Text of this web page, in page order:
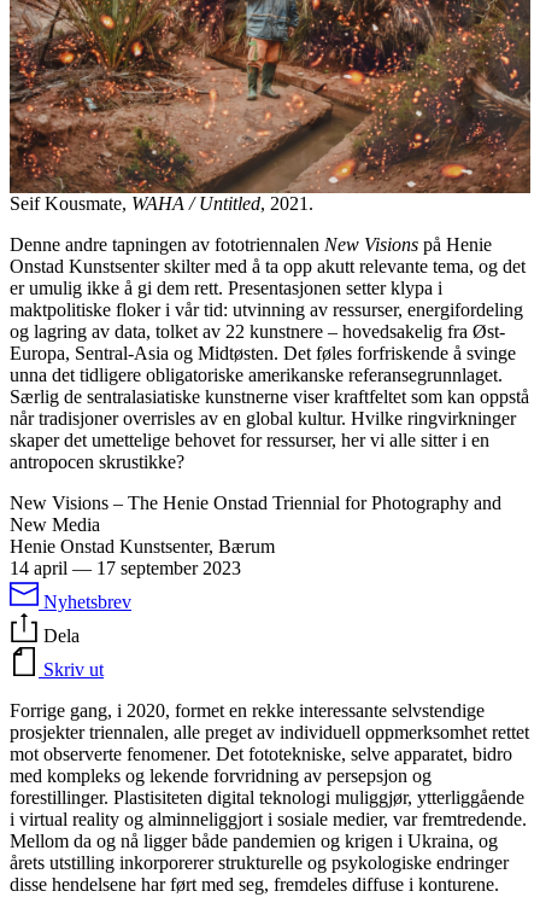
Seif Kousmate, WAHA / Untitled, 2021.
Denne andre tapningen av fototriennalen New Visions på Henie
Onstad Kunstsenter skilter med å ta opp akutt relevante tema, og det
er umulig ikke å gi dem rett. Presentasjonen setter klypa i
maktpolitiske floker i vår tid: utvinning av ressurser, energifordeling
og lagring av data, tolket av 22 kunstnere – hovedsakelig fra Øst-
Europa, Sentral-Asia og Midtøsten. Det føles forfriskende å svinge
unna det tidligere obligatoriske amerikanske referansegrunnlaget.
Særlig de sentralasiatiske kunstnerne viser kraftfeltet som kan oppstå
når tradisjoner overrisles av en global kultur. Hvilke ringvirkninger
skaper det umettelige behovet for ressurser, her vi alle sitter i en
antropocen skrustikke?
New Visions – The Henie Onstad Triennial for Photography and
New Media
Henie Onstad Kunstsenter, Bærum
14 april — 17 september 2023
Nyhetsbrev
Dela
Skriv ut
Forrige gang, i 2020, formet en rekke interessante selvstendige
prosjekter triennalen, alle preget av individuell oppmerksomhet rettet
mot observerte fenomener. Det fototekniske, selve apparatet, bidro
med kompleks og lekende forvridning av persepsjon og
forestillinger. Plastisiteten digital teknologi muliggjør, ytterliggående
i virtual reality og alminneliggjort i sosiale medier, var fremtredende.
Mellom da og nå ligger både pandemien og krigen i Ukraina, og
årets utstilling inkorporerer strukturelle og psykologiske endringer
disse hendelsene har ført med seg, fremdeles diffuse i konturene.